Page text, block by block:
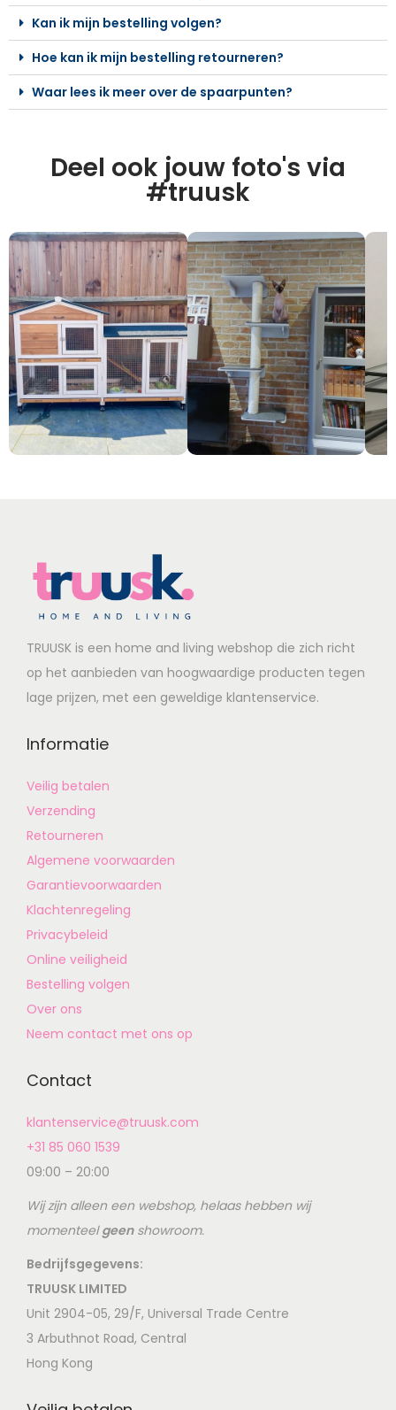
Kan ik mijn bestelling volgen?
Hoe kan ik mijn bestelling retourneren?
Waar lees ik meer over de spaarpunten?
Deel ook jouw foto's via
#truusk
TRUUSK is een home and living webshop die zich richt
op het aanbieden van hoogwaardige producten tegen
lage prijzen, met een geweldige klantenservice.
Informatie
Veilig betalen
Verzending
Retourneren
Algemene voorwaarden
Garantievoorwaarden
Klachtenregeling
Privacybeleid
Online veiligheid
Bestelling volgen
Over ons
Neem contact met ons op
Contact
klantenservice@truusk.com
+31 85 060 1539
09:00 – 20:00
Wij zijn alleen een webshop, helaas hebben wij
momenteelgeenshowroom.
Bedrijfsgegevens:
TRUUSK LIMITED
Unit 2904-05, 29/F, Universal Trade Centre
3 Arbuthnot Road, Central
Hong Kong